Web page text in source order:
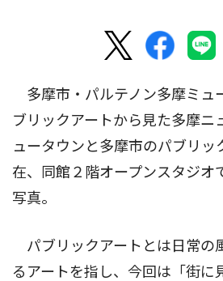
多摩市・パルテノン多摩ミュ
ブリックアートから見た多摩ニ
ュータウンと多摩市のパブリッ
在、同館２階オープンスタジオ
写真。
パブリックアートとは日常の
るアートを指し、今回は「街に